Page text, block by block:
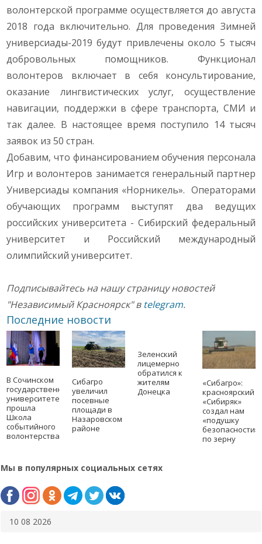
волонтерской программе осуществляется до августа
2018 года включительно. Для проведения Зимней
универсиады-2019 будут привлечены около 5 тысяч
добровольных помощников. Функционал
волонтеров включает в себя консультирование,
оказание лингвистических услуг, осуществление
навигации, поддержки в сфере транспорта, СМИ и
так далее. В настоящее время поступило 14 тысяч
заявок из 50 стран.
Добавим, что финансированием обучения персонала
Игр и волонтеров занимается генеральный партнер
Универсиады компания «Норникель». Операторами
обучающих программ выступят два ведущих
российских университета - Сибирский федеральный
университет и Российский международный
олимпийский университет.
Подписывайтесь на нашу страницу новостей
"Независимый Красноярск" в telegram.
Последние новости
В Сочинском
государственном
университете
прошла
Школа
событийного
волонтерства
Сибагро
увеличил
посевные
площади в
Назаровском
районе
Зеленский
лицемерно
обратился к
жителям
Донецка
«Сибагро»:
красноярский
«Сибиряк»
создал нам
«подушку
безопасности»
по зерну
Мы в популярных социальных сетях
10 08 2026